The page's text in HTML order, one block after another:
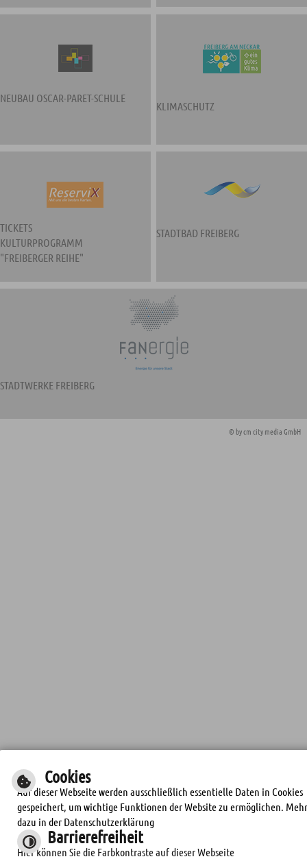
NEUBAU OSCAR-PARET-SCHULE
KLIMASCHUTZ
TICKETS
KULTURPROGRAMM
"FREIBERGER REIHE"
STADTBAD FREIBERG
STADTWERKE FREIBERG
© bycm city media GmbH
Cookies
Auf dieser Webseite werden ausschließlich essentielle Daten in Cookies
gespeichert, um wichtige Funktionen der Website zu ermöglichen. Mehr
dazu in der Datenschutzerklärung
Barrierefreiheit
Hier können Sie die Farbkontraste auf dieser Webseite